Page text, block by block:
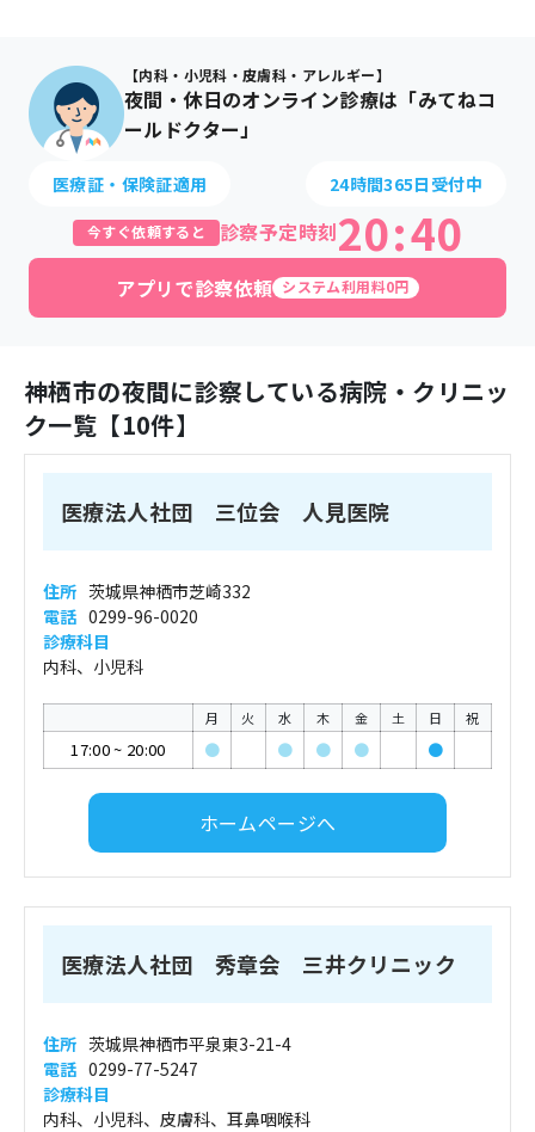
【内科・小児科・皮膚科・アレルギー】
夜間・休日のオンライン診療は「みてねコ
ールドクター」
医療証・保険証適用 24時間365日受付中
今すぐ依頼すると 診察予定時刻20:40
アプリで診察依頼 システム利用料0円
神栖市の夜間に診察している病院・クリニッ
ク一覧【10件】
医療法人社団 三位会 人見医院
住所 茨城県神栖市芝崎332
電話 0299-96-0020
診療科目
内科、小児科
月 火 水 木 金 土 日 祝
17:00~ 20:00 ● ● ● ● ●
ホームページへ
医療法人社団 秀章会 三井クリニック
住所 茨城県神栖市平泉東3-21-4
電話 0299-77-5247
診療科目
内科、小児科、皮膚科、耳鼻咽喉科